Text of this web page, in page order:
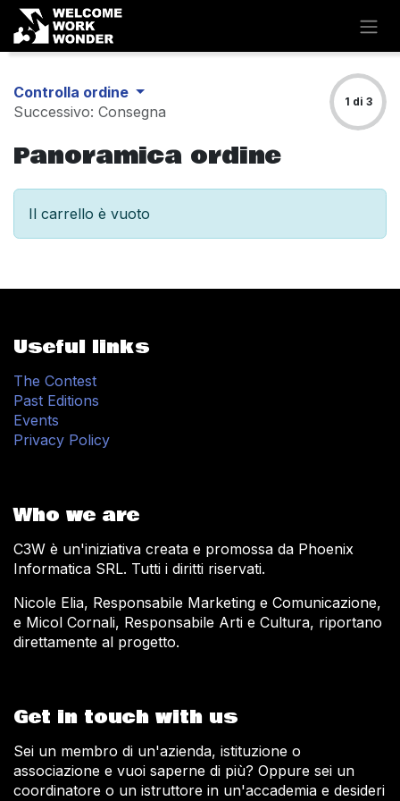
Passa al contenuto
Controlla ordine
Successivo: Consegna
1 di 3
Panoramica ordine
Il carrello è vuoto
Useful links
The Contest
Past Editions
Events
Privacy Policy
Who we are
C3W è un'iniziativa creata e promossa da Phoenix
Informatica SRL. Tutti i diritti riservati.
Nicole Elia, Responsabile Marketing e Comunicazione,
e Micol Cornali, Responsabile Arti e Cultura, riportano
direttamente al progetto.
Get in touch with us
Sei un membro di un'azienda, istituzione o
associazione e vuoi saperne di più? Oppure sei un
coordinatore o un istruttore in un'accademia e desideri